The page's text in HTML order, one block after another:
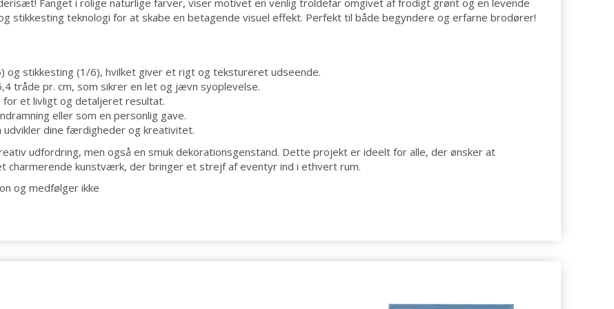
stikkesting teknologi for at skabe en betagende visuel effekt. Perfekt til både begyndere og erfarne brodører!
og stikkesting (1/6), hvilket giver et rigt og tekstureret udseende.
tråde pr. cm, som sikrer en let og jævn syoplevelse.
for et livligt og detaljeret resultat.
eller som en personlig gave.
udvikler dine færdigheder og kreativitet.
udfordring, men også en smuk dekorationsgenstand. Dette projekt er ideelt for alle, der ønsker at
kunstværk, der bringer et strejf af eventyr ind i ethvert rum.
og medfølger ikke